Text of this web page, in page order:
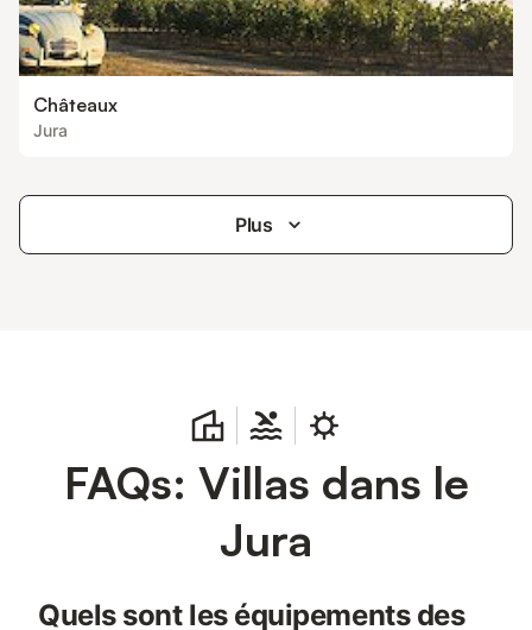
Châteaux
Jura
Plus
FAQs: Villas dans le
Jura
Quels sont les équipements des